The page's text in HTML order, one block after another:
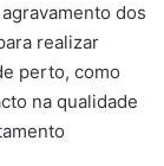
dos
realizar
perto, como
na qualidade